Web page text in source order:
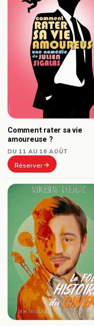
Comment rater sa vie
amoureuse ?
DU 11 AU 16 AOÛT
Réserver